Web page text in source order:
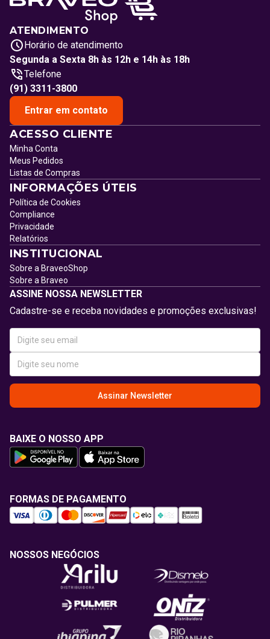
ATENDIMENTO
Horário de atendimento
Segunda a Sexta 8h às 12h e 14h às 18h
Telefone
(91) 3311-3800
Entrar em contato
ACESSO CLIENTE
Minha Conta
Meus Pedidos
Listas de Compras
INFORMAÇÕES ÚTEIS
Política de Cookies
Compliance
Privacidade
Relatórios
INSTITUCIONAL
Sobre a BraveoShop
Sobre a Braveo
ASSINE NOSSA NEWSLETTER
Cadastre-se e receba novidades e promoções exclusivas!
Assinar Newsletter
BAIXE O NOSSO APP
FORMAS DE PAGAMENTO
NOSSOS NEGÓCIOS